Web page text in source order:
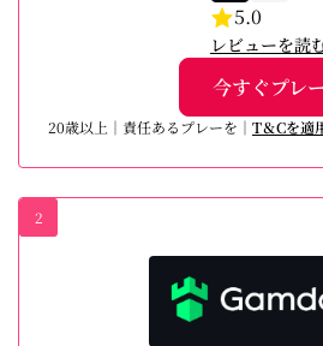
5.0
レビューを読
今すぐプレ
20歳以上｜責任あるプレーを｜ T＆Cを適
2